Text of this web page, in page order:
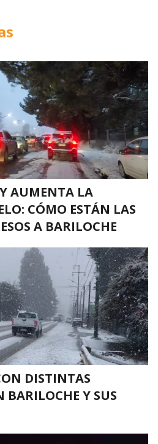
AUMENTA LA
CÓMO ESTÁN LAS
A BARILOCHE
DISTINTAS
BARILOCHE Y SUS